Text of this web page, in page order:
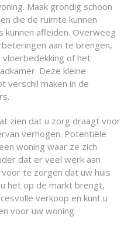
Maak grondig schoon
die de ruimte kunnen
afleiden. Overweeg
aan te brengen,
vloerbedekking of het
Deze kleine
verschil maken in de
zien dat u zorg draagt voor
verhogen. Potentiële
woning waar ze zich
dat er veel werk aan
te zorgen dat uw huis
het op de markt brengt,
verkoop en kunt u
voor uw woning.